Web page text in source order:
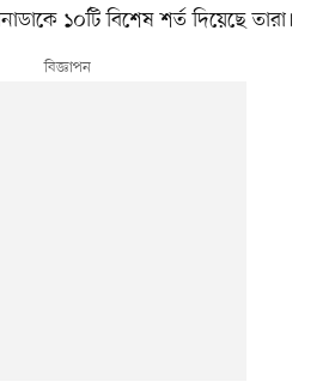
১০টি বিশেষ শর্ত দিয়েছে তারা।